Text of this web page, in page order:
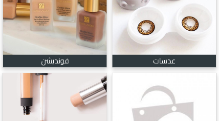
عدسات فونديشن